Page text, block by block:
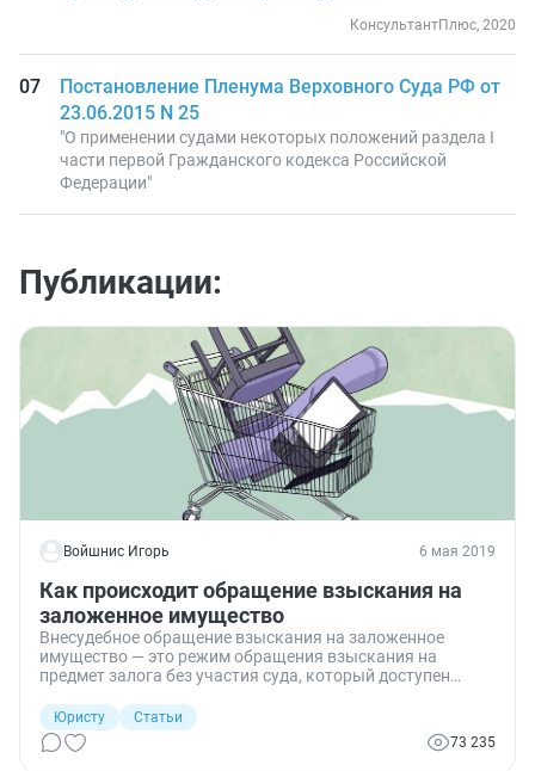
КонсультантПлюс, 2020
Постановление Пленума Верховного Суда РФ от
23.06.2015 N 25
"О применении судами некоторых положений раздела I
части первой Гражданского кодекса Российской
Федерации"
Публикации:
Войшнис Игорь 6 мая 2019
Как происходит обращение взыскания на
заложенное имущество
Внесудебное обращение взыскания на заложенное
имущество — это режим обращения взыскания на
предмет залога без участия суда, который доступен
есть случаи, когда действовать приходится только через
суд. Расскажем, как происходит такое обращение,
приведем образцы сопутствующих документов.
Юристу
Статьи
73 235